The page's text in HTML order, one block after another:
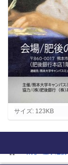
home
フ
ル
サ
ズ
画
サイズ: 123KB